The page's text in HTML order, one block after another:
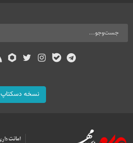
نسخه دسکتاپ